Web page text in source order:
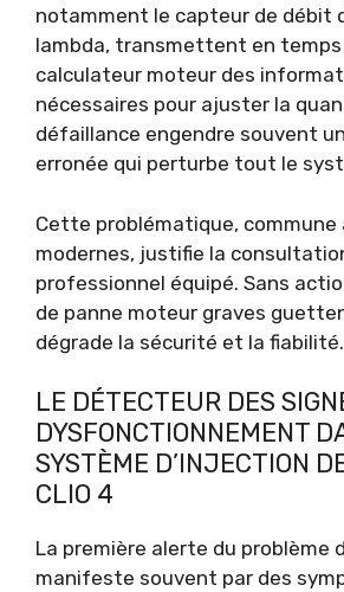
notamment le capteur de débit
lambda, transmettent en temps
calculateur moteur des
nécessaires pour ajuster la
défaillance engendre souvent
erronée qui perturbe tout le
Cette problématique, commune
modernes, justifie la
professionnel équipé. Sans
de panne moteur graves
dégrade la sécurité et la fiabilité.
LE DÉTECTEUR DES
DYSFONCTIONNEMENT
SYSTÈME D’INJECTION
CLIO 4
La première alerte du problème
manifeste souvent par des